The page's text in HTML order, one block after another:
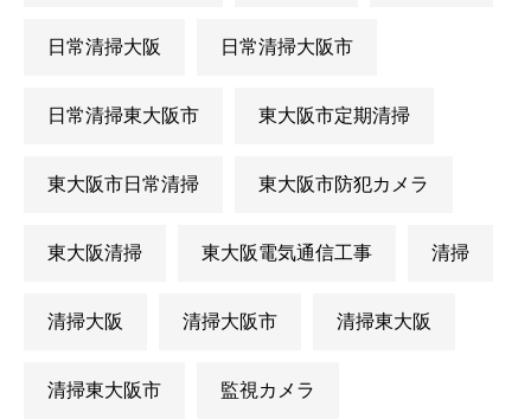
日常清掃大阪 日常清掃大阪市
日常清掃東大阪市 東大阪市定期清掃
東大阪市日常清掃 東大阪市防犯カメラ
東大阪清掃 東大阪電気通信工事 清掃
清掃大阪 清掃大阪市 清掃東大阪
清掃東大阪市 監視カメラ